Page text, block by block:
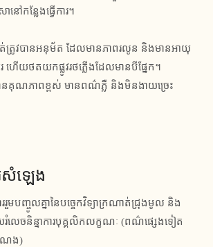
នៅកន្លែងធ្វើការ។
ាត់ត្រូវបានអនុម័ត ដែលមានភាពរលូន និងមានអាយុ
ហើយថតយកផ្លូវរថភ្លើងដែលមានបីផ្នែក។
នគុណភាពខ្ពស់ មានពណ៌ភ្លឺ និងមិនងាយច្រេះ
សំឡេង
មបញ្ចូលគ្នានៃបច្ចេកវិទ្យាក្រណាត់ជ្រុងមូល និង
លេចនិន្នាការបុគ្គលិកលក្ខណៈ (ពណ៌ផ្សេងទៀត
បំណង)